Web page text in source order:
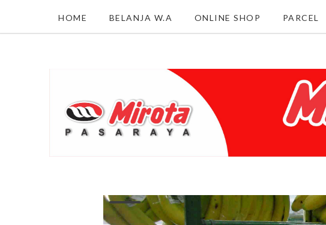
HOME BELANJA W.A ONLINE SHOP PARCEL